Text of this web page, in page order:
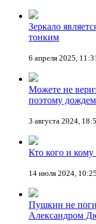
Зеркало
тонким
6 апреля 2025,
Можете не
поэтому
3 августа 2024,
Кто кого и кому
14 июля 2024, 10:25
Пушкин не
Александром